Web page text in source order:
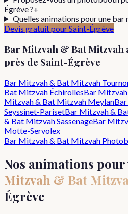
Égrève ?+
Quelles animations pour une bar
Devis gratuit pourSaint-Égrève
Bar Mitzvah & Bat Mitzvah
près de Saint-Égrève
Bar Mitzvah & Bat Mitzvah
Bat Mitzvah ÉchirollesBar
Mitzvah & Bat Mitzvah Meylan
Seyssinet-ParisetBar Mitzvah &
& Bat MitzvahSassenageBar
Motte-Servolex
Bar Mitzvah & Bat Mitzvah
Nos animations
Mitzvah & Bat
Égrève